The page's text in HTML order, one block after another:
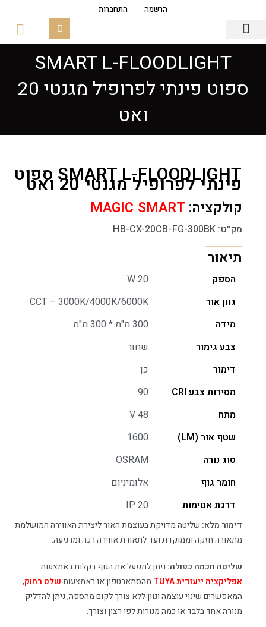
הרשמה התחברות
SMART L-FLOODLIGHT
ספוט פינתי לפרופיל מגנטי 20
ואט
SMART L-FLOODLIGHT ספוט פינתי לפרופיל מגנטי 20 ואט
קולקציה: MAGIC SMART
מק״ט: HB-CX-20CB-FG-300BK
תיאור
הספק
20 W
גוון אור
CCT – 3000K/4000K/6000K
מידה
300 מ"מ * 300 מ"מ
צבע גימור
שחור
דימור
כן
מסירות צבע CRI
90
מתח
48 V
שטף אור (LM)
1600
סוג נורה
OSRAM
חומר גוף
אלומיניום
דרגת אטימות
IP 20
דימור מלא: שליטה מדויקת בעוצמת האור ליצירת האווירה המושלמת
מתאורה חזקה וממוקדת ועד לתאורת אווירה רכה ומרגיעה.
שליטה חכמה כפולה: ניתן לתפעל את הגוף בקלות באמצעות
אפליקציה ייעודית TUYA
מהסמארטפון או באמצעותשלט רחוק,
המאפשרים שינוי עוצמה וגוון ללא צורך לקום מהספה, ניתן להדליק
מנורה אחד בלבד או כמה מנורות לפי רצון וצורך.